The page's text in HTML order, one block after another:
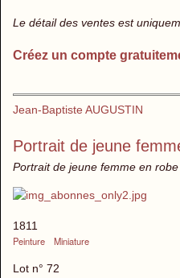
Le détail des ventes est
Créez un compte
Jean-Baptiste AUGUSTIN
Portrait de jeune
Portrait de jeune femme en
1811
Peinture
Miniature
Lot n° 72